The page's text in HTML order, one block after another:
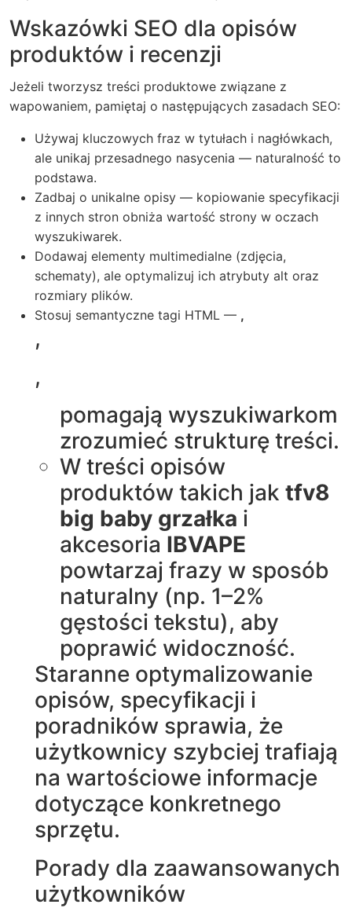
Wskazówki SEO dla opisów
produktów i recenzji
Jeżeli tworzysz treści produktowe związane z
wapowaniem, pamiętaj o następujących zasadach SEO:
Używaj kluczowych fraz w tytułach i nagłówkach,
ale unikaj przesadnego nasycenia — naturalność to
podstawa.
Zadbaj o unikalne opisy — kopiowanie specyfikacji
z innych stron obniża wartość strony w oczach
wyszukiwarek.
Dodawaj elementy multimedialne (zdjęcia,
schematy), ale optymalizuj ich atrybuty alt oraz
rozmiary plików.
Stosuj semantyczne tagi HTML — ,
,
,
pomagają wyszukiwarkom
zrozumieć strukturę treści.
W treści opisów
produktów takich jak tfv8
big baby grzałka i
akcesoria IBVAPE
powtarzaj frazy w sposób
naturalny (np. 1–2%
gęstości tekstu), aby
poprawić widoczność.
Staranne optymalizowanie
opisów, specyfikacji i
poradników sprawia, że
użytkownicy szybciej trafiają
na wartościowe informacje
dotyczące konkretnego
sprzętu.
Porady dla zaawansowanych
użytkowników